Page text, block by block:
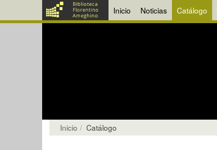
Inicio Noticias Catálogo
Inicio Catálogo